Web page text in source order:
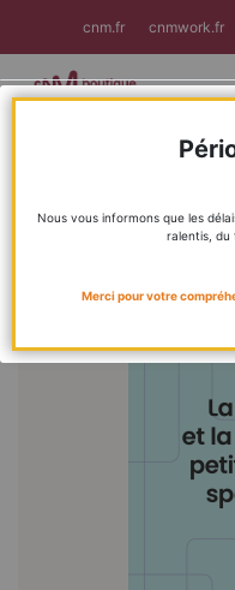
cnm.fr cnmwork.fr
the
images
Nous vous informons que les
ralentis, du
Merci pour votre